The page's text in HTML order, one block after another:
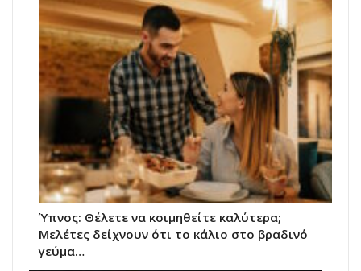
Ύπνος: Θέλετε να κοιμηθείτε καλύτερα;
Μελέτες δείχνουν ότι το κάλιο στο βραδινό
γεύμα…